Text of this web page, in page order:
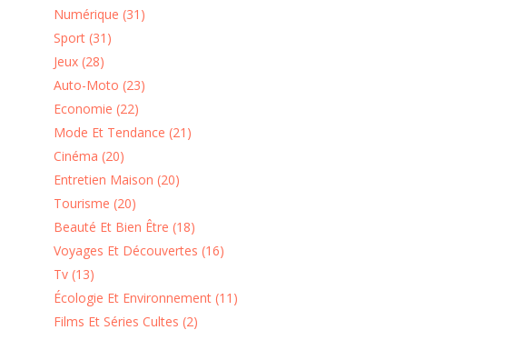
Numérique (31)
Sport (31)
Jeux (28)
Auto-Moto (23)
Economie (22)
Mode Et Tendance (21)
Cinéma (20)
Entretien Maison (20)
Tourisme (20)
Beauté Et Bien Être (18)
Voyages Et Découvertes (16)
Tv (13)
Écologie Et Environnement (11)
Films Et Séries Cultes (2)